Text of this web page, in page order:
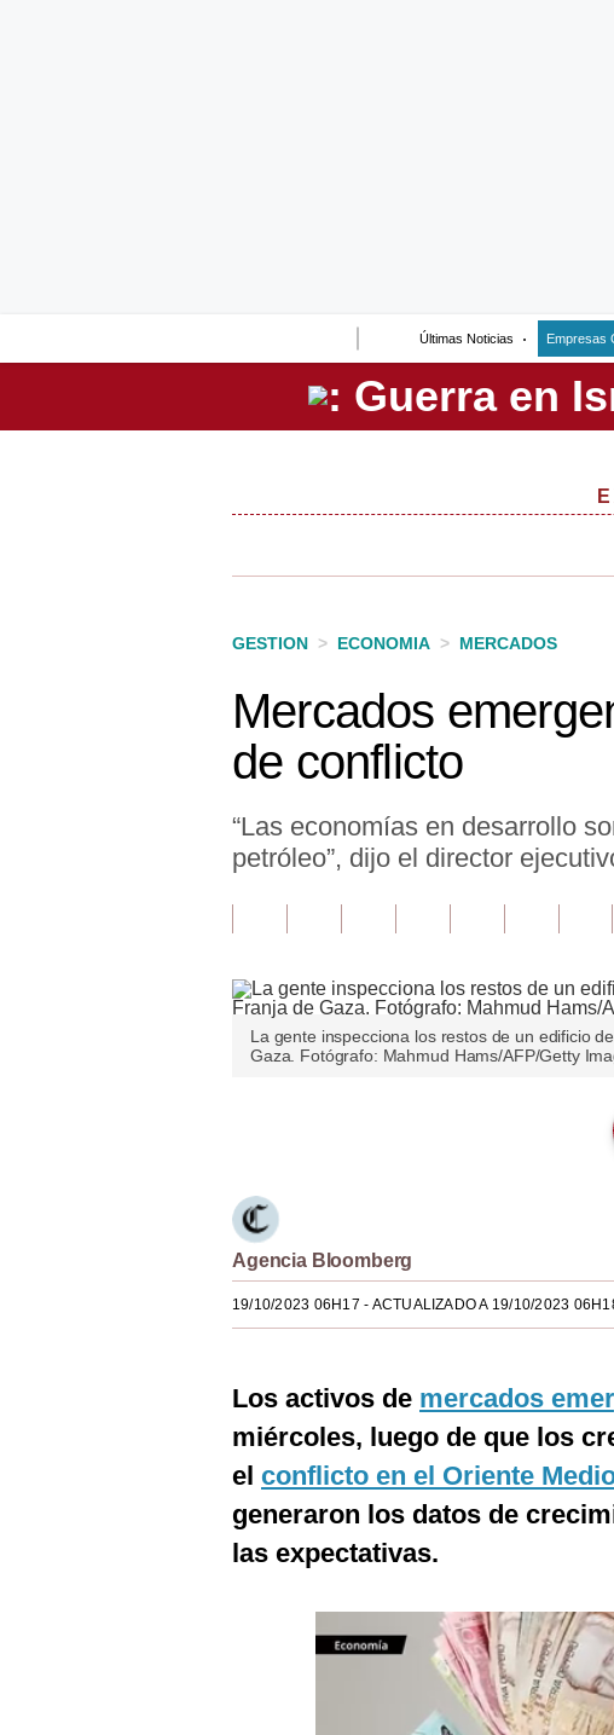
Últimas Noticias Empresas
Perú
GESTION > ECONOMIA > MERCADOS
Mercados
de conflicto
“Las economías en desarrollo
petróleo”, dijo el director
La gente inspecciona los restos de un edificio
Gaza. Fotógrafo: Mahmud Hams/AFP/Getty
Agencia Bloomberg
19/10/2023 06H17 - ACTUALIZADO A 19/10/2023
Los activos de mercados
miércoles, luego de que los
el conflicto en el Oriente
generaron los datos de
las expectativas.